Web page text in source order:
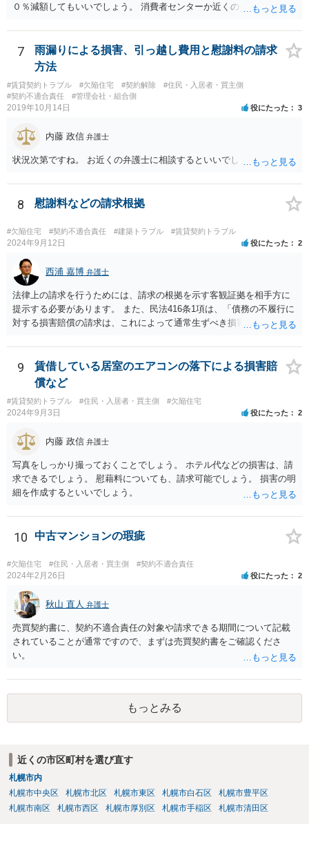
０％減額してもいいでしょう。 消費者センターか近くの弁護士に相談
7
雨漏りによる損害、引っ越し費用と慰謝料の請求
方法
#賃貸契約トラブル #欠陥住宅 #契約解除
#住民・入居者・買主側
#契約不適合責任
#管理会社・組合側
2019年10月14日 役にたった 3
内藤 政信 弁護士
状況次第ですね。 お近くの弁護士に相談するといいでしょう。
8 慰謝料などの請求根拠
#欠陥住宅 #契約不適合責任 #建築トラブル #賃貸契約トラブル
2024年9月12日 役にたった 2
西浦 嘉博 弁護士
法律上の請求を行うためには、請求の根拠を示す客観証拠を相手方に
提示する必要があります。 また、民法416条1項は、「債務の不履行に
対する損害賠償の請求は、これによって通常生ずべき損害の賠償をさ
求が「通常生ずべき損害」の範囲に該当することを主張・疎明してい
く必要があります。 まず行うべきは、領収書などの損害を直接的に証
明する資料の準備。 次に該当の損害項目が、法律上の損害賠償請求の
範囲に該当することを疎明する前例（判例等）を調査するという形に
なると思われます。 相談者さんが自身で行うことが困難であれば、最
寄りの法律事務所に相談に行かれることをお勧めします。
9
賃借している居室のエアコンの落下による損害賠
償など
#賃貸契約トラブル #住民・入居者・買主側 #欠陥住宅
2024年9月3日 役にたった 2
内藤 政信 弁護士
写真をしっかり撮っておくことでしょう。 ホテル代などの損害は、請
求できるでしょう。 慰藉料についても、請求可能でしょう。 損害の明
細を作成するといいでしょう。
10 中古マンションの瑕疵
#欠陥住宅 #住民・入居者・買主側 #契約不適合責任
2024年2月26日 役にたった 2
秋山 直人 弁護士
売買契約書に、契約不適合責任の対象や請求できる期間について記載
されていることが通常ですので、まずは売買契約書をご確認くださ
い。
もっとみる
近くの市区町村を選び直す
札幌市内
札幌市中央区
札幌市北区 札幌市東区 札幌市白石区
札幌市豊平区
札幌市南区
札幌市西区 札幌市厚別区 札幌市手稲区 札幌市清田区